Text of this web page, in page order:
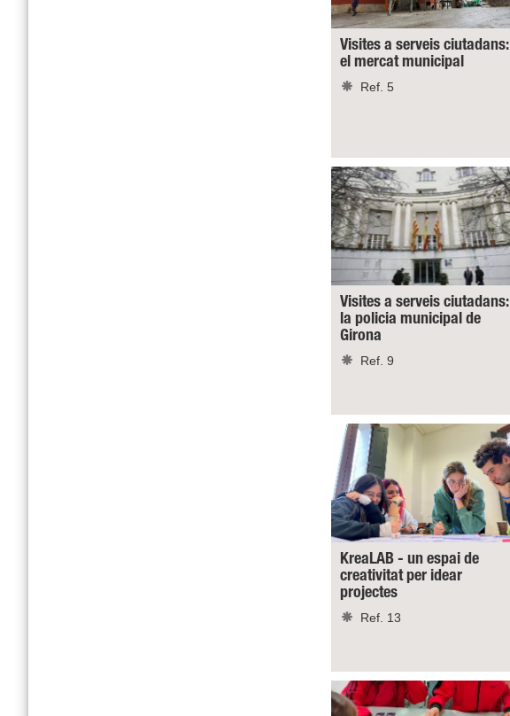
Visites a serveis ciutadans:
el mercat municipal
Ref. 5
Visites a serveis ciutadans:
la policia municipal de
Girona
Ref. 9
KreaLAB - un espai de
creativitat per idear
projectes
Ref. 13